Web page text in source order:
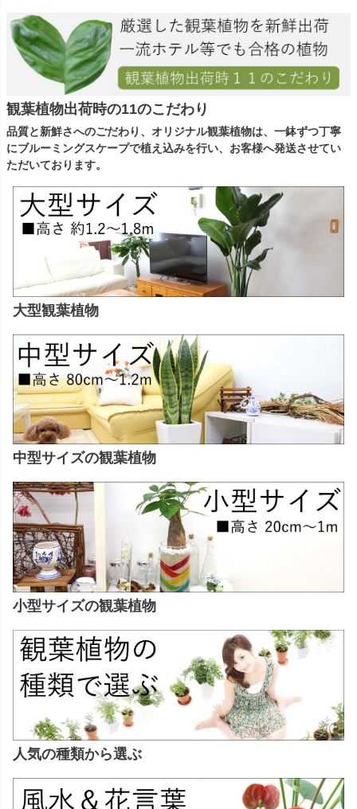
観葉植物出荷時の11のこだわり
品質と新鮮さへのごだわり、オリジナル観葉植物は、一鉢ずつ丁寧
にブルーミングスケープで植え込みを行い、お客様へ発送させてい
ただいております。
大型観葉植物
中型サイズの観葉植物
小型サイズの観葉植物
人気の種類から選ぶ